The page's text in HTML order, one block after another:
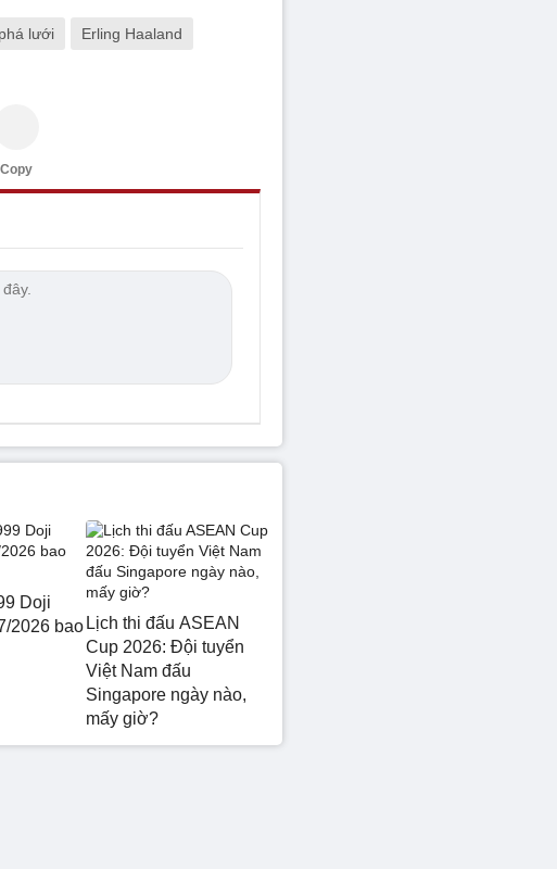
lưới Erling Haaland
Copy
Doji
2026 bao Lịch thi đấu ASEAN
Cup 2026: Đội tuyển
Việt Nam đấu
Singapore ngày nào,
mấy giờ?